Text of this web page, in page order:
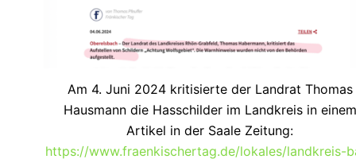
Am 4. Juni 2024 kritisierte der Landrat Thomas
Hausmann die Hasschilder im Landkreis in einem
Artikel in der Saale Zeitung:
https://www.fraenkischertag.de/lokales/landkreis-